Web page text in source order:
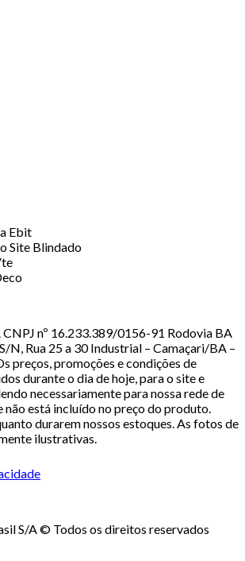
CNPJ nº 16.233.389/0156-91 Rodovia BA
N, Rua 25 a 30 Industrial – Camaçari/BA –
preços, promoções e condições de
durante o dia de hoje, para o site e
necessariamente para nossa rede de
não está incluído no preço do produto.
durarem nossos estoques. As fotos de
ilustrativas.
S/A © Todos os direitos reservados